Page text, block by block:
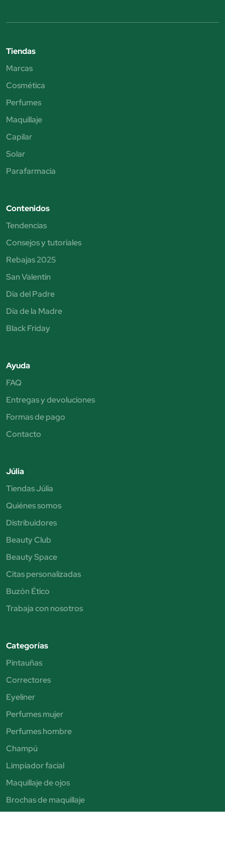
Tiendas
Marcas
Cosmética
Perfumes
Maquillaje
Capilar
Solar
Parafarmacia
Contenidos
Tendencias
Consejos y tutoriales
Rebajas 2025
San Valentín
Día del Padre
Día de la Madre
Black Friday
Ayuda
FAQ
Entregas y devoluciones
Formas de pago
Contacto
Júlia
Tiendas Júlia
Quiénes somos
Distribuidores
Beauty Club
Beauty Space
Citas personalizadas
Buzón Ético
Trabaja con nosotros
Categorías
Pintauñas
Correctores
Eyeliner
Perfumes mujer
Perfumes hombre
Champú
Limpiador facial
Maquillaje de ojos
Brochas de maquillaje